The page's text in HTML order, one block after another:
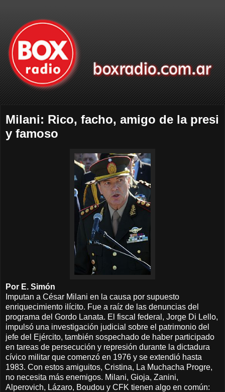
Milani: Rico, facho, amigo de la presi
y famoso
Por E. Simón
Imputan a César Milani en la causa por supuesto
enriquecimiento ilícito. Fue a raíz de las denuncias del
programa del Gordo Lanata. El fiscal federal, Jorge Di Lello,
impulsó una investigación judicial sobre el patrimonio del
jefe del Ejército, también sospechado de haber participado
en tareas de persecución y represión durante la dictadura
cívico militar que comenzó en 1976 y se extendió hasta
1983. Con estos amiguitos, Cristina, La Muchacha Progre,
no necesita más enemigos. Milani, Gioja, Zanini,
Alperovich, Lázaro, Boudou y CFK tienen algo en común: